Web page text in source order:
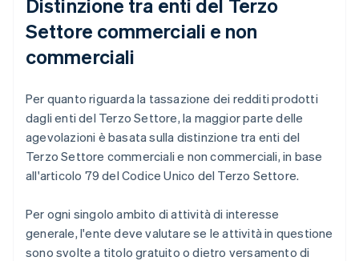
Distinzione tra enti del Terzo
Settore commerciali e non
commerciali
Per quanto riguarda la tassazione dei redditi prodotti
dagli enti del Terzo Settore, la maggior parte delle
agevolazioni è basata sulla distinzione tra enti del
Terzo Settore commerciali e non commerciali, in base
all'articolo 79 del Codice Unico del Terzo Settore.
Per ogni singolo ambito di attività di interesse
generale, l'ente deve valutare se le attività in questione
sono svolte a titolo gratuito o dietro versamento di